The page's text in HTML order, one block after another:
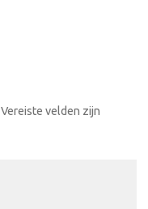
Vereiste velden zijn